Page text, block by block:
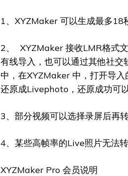
1、XYZMaker 可以生成最多18
2、 XYZMaker 接收LMR格式
有线导入，也可以通过其他社
中，在XYZMaker 中，打开导
还原成Livephoto，还原成功可
3、部分视频可以选择录屏后再
4、某些高帧率的Live照片无法
XYZMaker Pro 会员说明